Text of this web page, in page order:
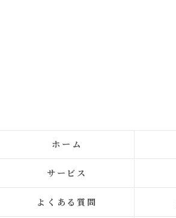
ホーム
サービス
よくある質問